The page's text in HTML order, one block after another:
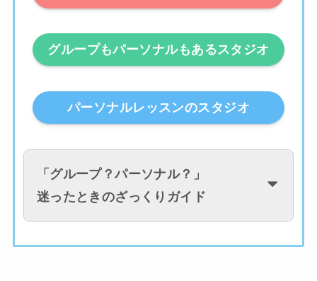
グループもパーソナルもあるスタジオ
パーソナルレッスンのスタジオ
「 グループ？パーソナル？ 」
迷ったときのざっくりガイド